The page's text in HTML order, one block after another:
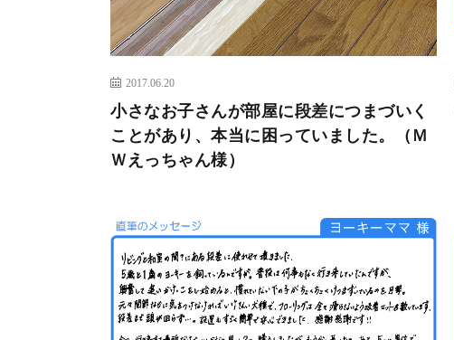
2017.06.20
小さなお子さんが部屋に段差につまづいく
ことがあり、本当に困っていました。（Ｍ
Ｗえっちゃん様）